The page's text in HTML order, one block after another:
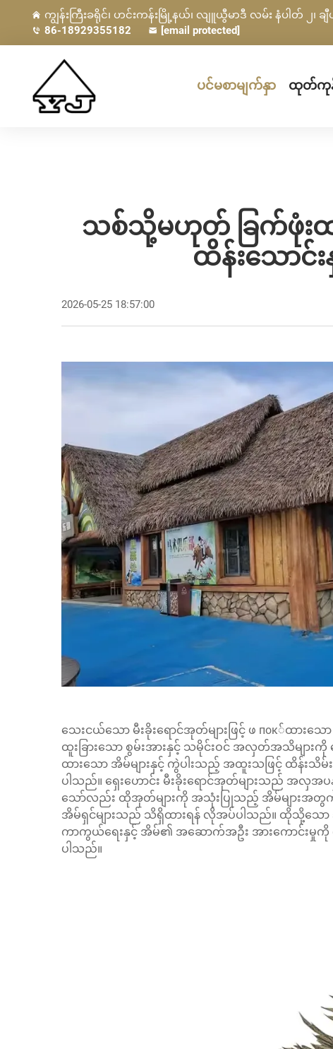
ကျွန်းကြီးခရိုင်၊ ဟင်းကန်းမြို့နယ်၊ လျူယွီမာဒီ လမ်း နံပါတ် ၂၊
86-18929355182
[email protected]
ပင်မစာမျက်နှာ ထုတ်ကုန်
သစ်သို့မဟုတ် ခြက်ဖုံးထ
ထိန်းသောင်
2026-05-25 18:57:00
သေးငယ်သော မီးခိုးရောင်အုတ်များဖြင့် ဖ пок်ထ
ထူးခြားသော စွမ်းအားနှင့် သမိုင်းဝင် အလှတ်အသိများကို
ထားသော အိမ်များနှင့် ကွဲပါးသည့် အထူးသဖြင့် ထိန်းသိ
ပါသည်။ ရှေးဟောင်း မီးခိုးရောင်အုတ်များသည် အလှ
သော်လည်း ထိုအုတ်များကို အသုံးပြုသည့် အိမ်များအ
အိမ်ရှင်များသည် သိရှိထားရန် လိုအပ်ပါသည်။ ထိုသို့သော
ကာကွယ်ရေးနှင့် အိမ်၏ အဆောက်အဦး အားကောင်းမှုကို
ပါသည်။